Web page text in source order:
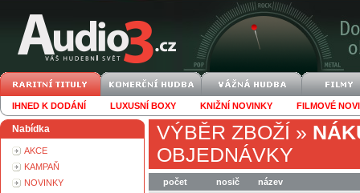
IHNED K DODÁNÍ LUXUSNÍ BOXY KNIŽNÍ NOVINKY FILMOVÉ
Nabídka
AKCE
KAMPAŇ
NOVINKY
VÝBĚR ZBOŽÍ »
OBJEDNÁVKY
počet nosič
název